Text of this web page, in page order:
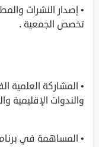
• إصدار النشرات
تخصص الجمعية .
• المشاركة العلمية
والندوات الإقليمية
• المساهمة في